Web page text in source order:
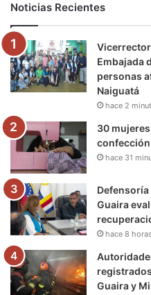
o
o
k
e
r
Noticias Recientes
Embajada
personas
Naiguatá
hace 2
30
confección
hace 31
Defensoría
Guaira
hace 8 horas
Guaira y